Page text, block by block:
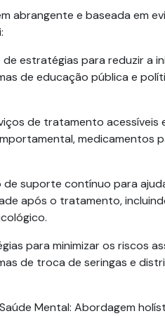
abrangente e baseada em
de estratégias para reduzir a
de educação pública e
de tratamento acessíveis
medicamentos
de suporte contínuo para
após o tratamento,
para minimizar os riscos
de troca de seringas e
Mental: Abordagem